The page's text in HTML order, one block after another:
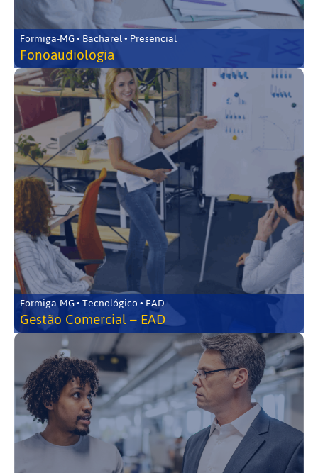
Formiga-MG • Bacharel • Presencial
Fonoaudiologia
Formiga-MG • Tecnológico • EAD
Gestão Comercial – EAD